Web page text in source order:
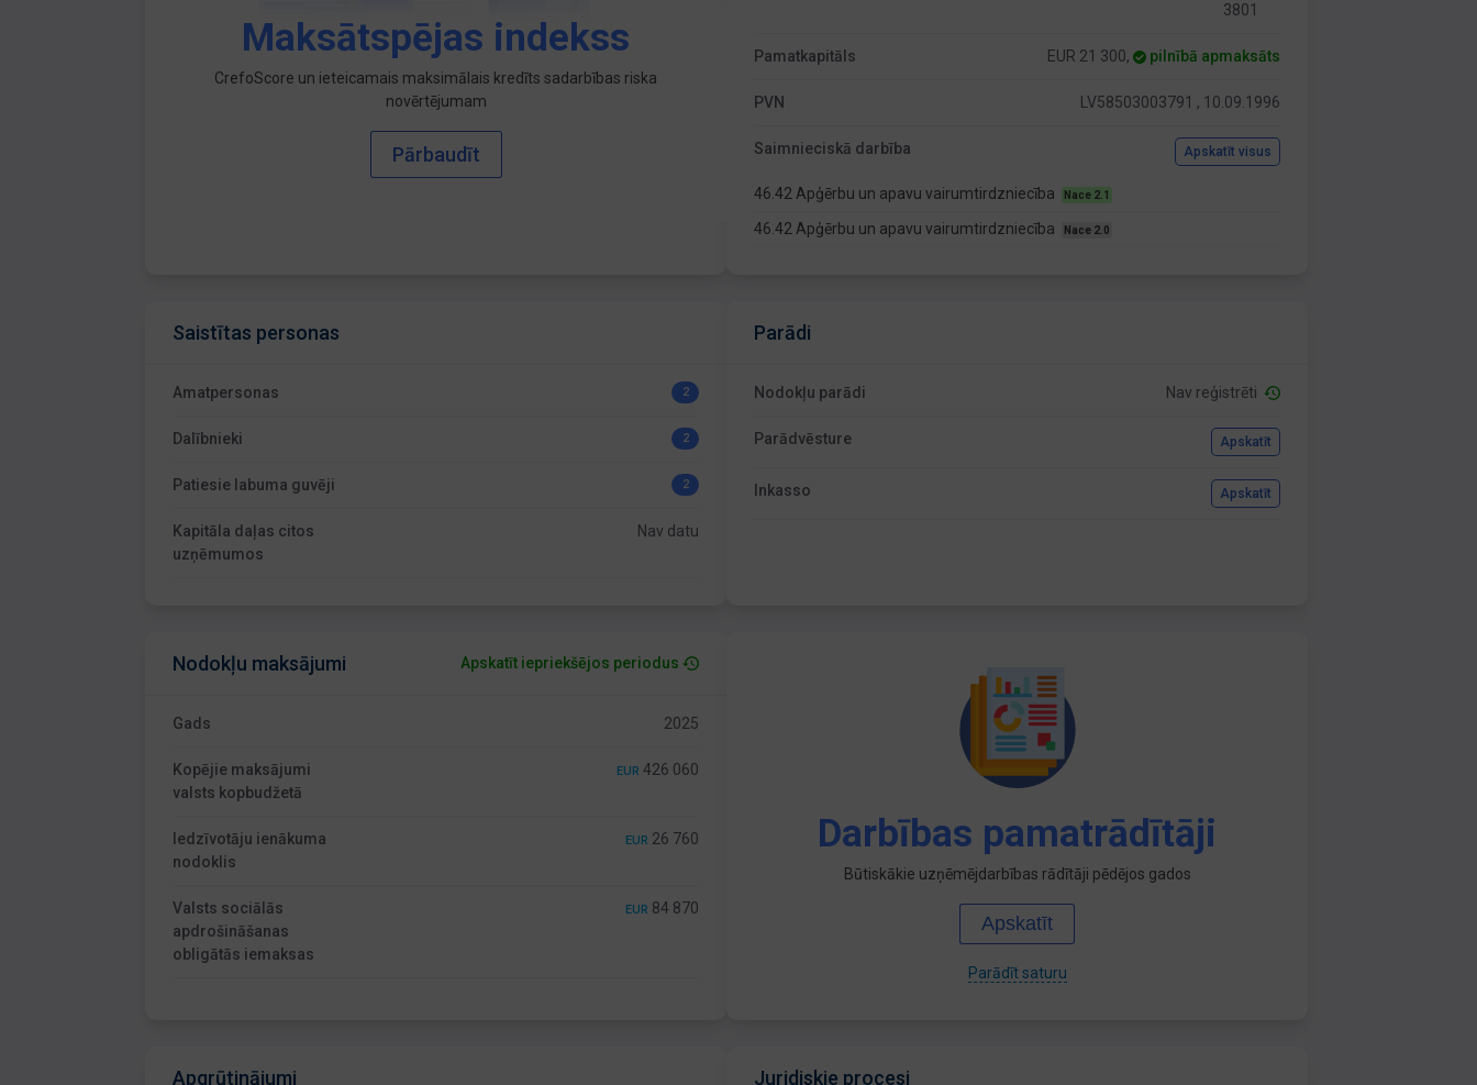
Maksātspējas indekss
CrefoScore un ieteicamais maksimālais kredīts sadarbības riska
novērtējumam
Pārbaudīt
3801
Pamatkapitāls EUR 21 300, pilnībā apmaksāts
PVN LV58503003791 , 10.09.1996
Saimnieciskā darbība Apskatīt visus
46.42 Apģērbu un apavu vairumtirdzniecība Nace 2.1
46.42 Apģērbu un apavu vairumtirdzniecība Nace 2.0
Saistītas personas
Amatpersonas 2
Dalībnieki 2
Patiesie labuma guvēji 2
Kapitāla daļas citos
uzņēmumos
Nav datu
Parādi
Nodokļu parādi Nav reģistrēti
Parādvēsture Apskatīt
Inkasso Apskatīt
Nodokļu maksājumi Apskatīt iepriekšējos periodus
Gads 2025
Kopējie maksājumi
valsts kopbudžetā
EUR 426 060
Iedzīvotāju ienākuma
nodoklis
EUR 26 760
Valsts sociālās
apdrošināšanas
obligātās iemaksas
EUR 84 870
Darbības pamatrādītāji
Būtiskākie uzņēmējdarbības rādītāji pēdējos gados
Apskatīt
Parādīt saturu
Apgrūtinājumi Juridiskie procesi